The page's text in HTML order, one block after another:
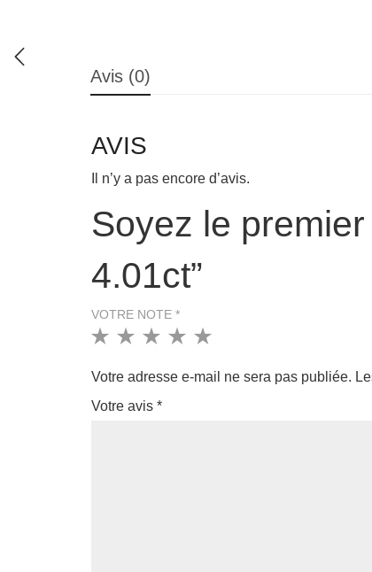
Avis (0)
AVIS
Il n’y a pas encore d’avis.
Soyez le
4.01ct”
Votre adresse e-mail ne sera pas publiée.
VOTRE NOTE *
1 2 3 4 5
Votre avis *